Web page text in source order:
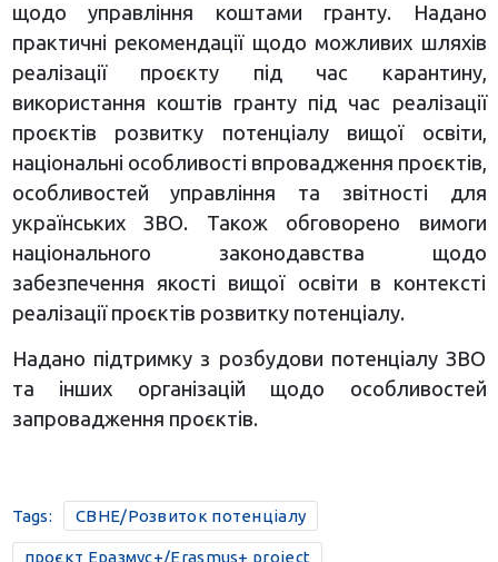
щодо управління коштами гранту. Надано
практичні рекомендації щодо можливих шляхів
реалізації проєкту під час карантину,
використання коштів гранту під час реалізації
проєктів розвитку потенціалу вищої освіти,
національні особливості впровадження проєктів,
особливостей управління та звітності для
українських ЗВО. Також обговорено вимоги
національного законодавства щодо
забезпечення якості вищої освіти в контексті
реалізації проєктів розвитку потенціалу.
Надано підтримку з розбудови потенціалу ЗВО
та інших організацій щодо особливостей
запровадження проєктів.
Tags: CBHE/Розвиток потенціалу
проєкт Еразмус+/Erasmus+ project